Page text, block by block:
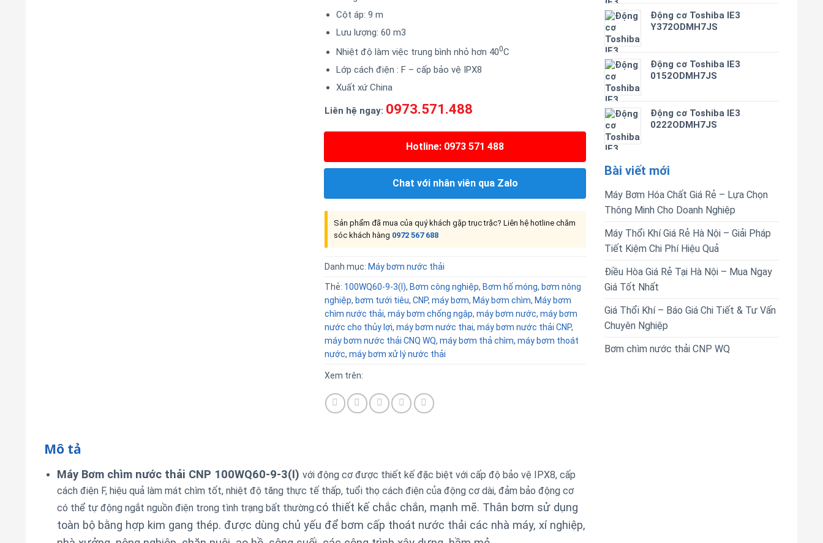
Động cơ Toshiba IE3
Y372ODMH7JS
Động cơ Toshiba IE3
0152ODMH7JS
Động cơ Toshiba IE3
0222ODMH7JS
Bài viết mới
Máy Bơm Hóa Chất Giá Rẻ – Lựa Chọn
Thông Minh Cho Doanh Nghiệp
Máy Thổi Khí Giá Rẻ Hà Nội – Giải Pháp
Tiết Kiệm Chi Phí Hiệu Quả
Điều Hòa Giá Rẻ Tại Hà Nội – Mua Ngay
Giá Tốt Nhất
Giá Thổi Khí – Báo Giá Chi Tiết & Tư Vấn
Chuyên Nghiệp
Bơm chìm nước thải CNP WQ
Cột áp: 9 m
Lưu lượng: 60 m3
Nhiệt độ làm việc trung bình nhỏ hơn 400C
Lớp cách điện : F – cấp bảo vệ IPX8
Xuất xứ China
Liên hệ ngay: 0973.571.488
Hotline: 0973 571 488
Chat với nhân viên qua Zalo
Sản phẩm đã mua của quý khách gặp trục trặc? Liên hệ hotline chăm
sóc khách hàng 0972 567 688
Danh mục: Máy bơm nước thải
Thẻ: 100WQ60-9-3(I), Bơm công nghiệp, Bơm hố móng, bơm nông
nghiệp, bơm tưới tiêu, CNP, máy bơm, Máy bơm chìm, Máy bơm
chìm nước thải, máy bơm chống ngập, máy bơm nước, máy bơm
nước cho thủy lợi, máy bơm nước thai, máy bơm nước thải CNP,
máy bơm nước thải CNQ WQ, máy bơm thả chìm, máy bơm thoát
nước, máy bơm xử lý nước thải
Xem trên:
Mô tả
Máy Bơm chìm nước thải CNP 100WQ60-9-3(I) với động cơ được thiết kế đặc biệt với cấp độ bảo vệ IPX8, cấp
cách điện F, hiệu quả làm mát chìm tốt, nhiệt độ tăng thực tế thấp, tuổi thọ cách điện của động cơ dài, đảm bảo động cơ
có thể tự động ngắt nguồn điện trong tình trạng bất thường.có thiết kế chắc chắn, mạnh mẽ. Thân bơm sử dụng
toàn bộ bằng hợp kim gang thép. được dùng chủ yếu để bơm cấp thoát nước thải các nhà máy, xí nghiệp,